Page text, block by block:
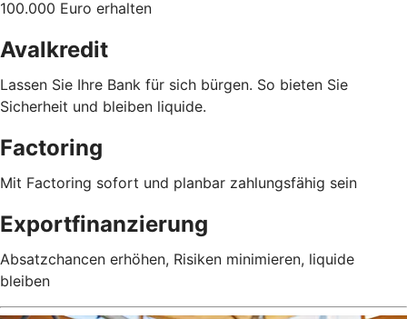
100.000 Euro erhalten
Avalkredit
Lassen Sie Ihre Bank für sich bürgen. So bieten Sie
Sicherheit und bleiben liquide.
Factoring
Mit Factoring sofort und planbar zahlungsfähig sein
Exportfinanzierung
Absatzchancen erhöhen, Risiken minimieren, liquide
bleiben